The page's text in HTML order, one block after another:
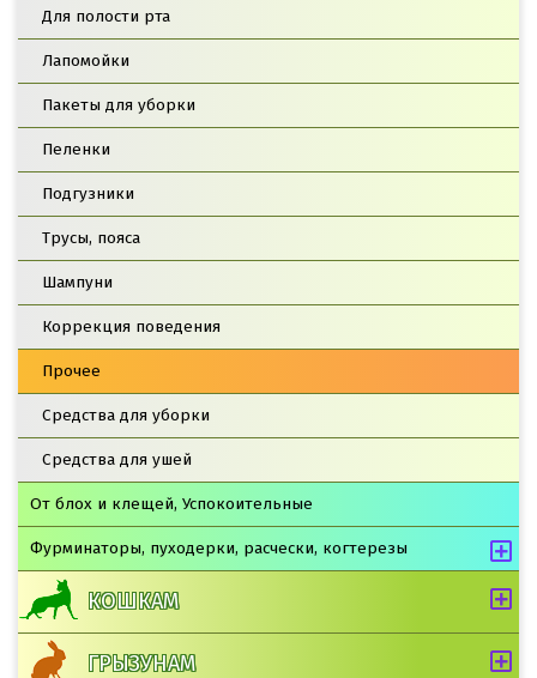
Для полости рта
Лапомойки
Пакеты для уборки
Пеленки
Подгузники
Трусы, пояса
Шампуни
Коррекция поведения
Прочее
Средства для уборки
Средства для ушей
От блох и клещей, Успокоительные
Фурминаторы, пуходерки, расчески, когтерезы
КОШКАМ
ГРЫЗУНАМ